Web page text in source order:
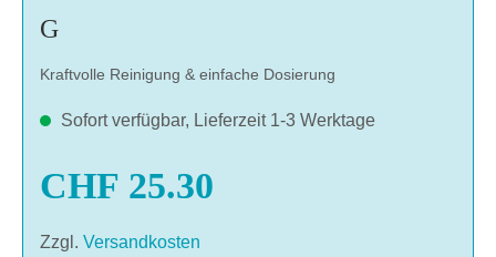
G
Kraftvolle Reinigung & einfache Dosierung
Sofort verfügbar, Lieferzeit 1-3 Werktage
CHF 25.30
Zzgl. Versandkosten